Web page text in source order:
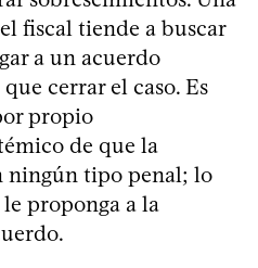
fiscal tiende a buscar
a un acuerdo
cerrar el caso. Es
propio
de que la
ningún tipo penal; lo
proponga a la